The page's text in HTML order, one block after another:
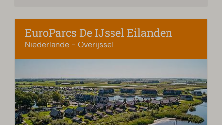
EuroParcs De IJssel Eilanden
Niederlande - Overijssel